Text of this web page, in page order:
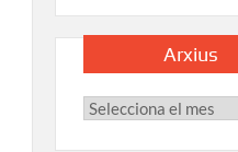
Arxius